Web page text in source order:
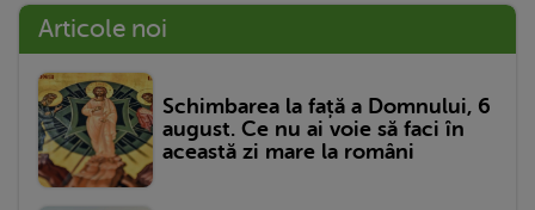
Articole noi
Schimbarea la față a Domnului, 6
august. Ce nu ai voie să faci în
această zi mare la români